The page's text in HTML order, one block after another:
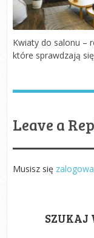
Kwiaty do salonu –
które sprawdzają
Leave a
Musisz się
SZUKAJ